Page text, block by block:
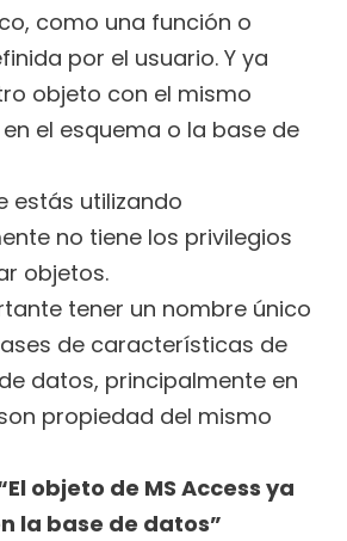
como una función o
por el usuario. Y ya
objeto con el mismo
el esquema o la base de
estás utilizando
no tiene los privilegios
objetos.
tener un nombre único
de características de
datos, principalmente en
propiedad del mismo
objeto de MS Access ya
la base de datos”